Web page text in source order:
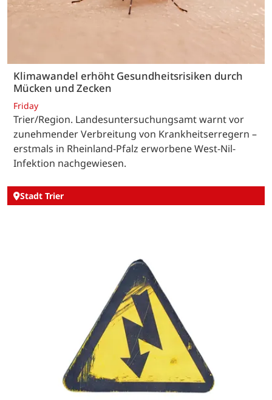
Klimawandel erhöht Gesundheitsrisiken durch
Mücken und Zecken
Friday
Trier/Region. Landesuntersuchungsamt warnt vor
zunehmender Verbreitung von Krankheitserregern –
erstmals in Rheinland-Pfalz erworbene West-Nil-
Infektion nachgewiesen.
Stadt Trier